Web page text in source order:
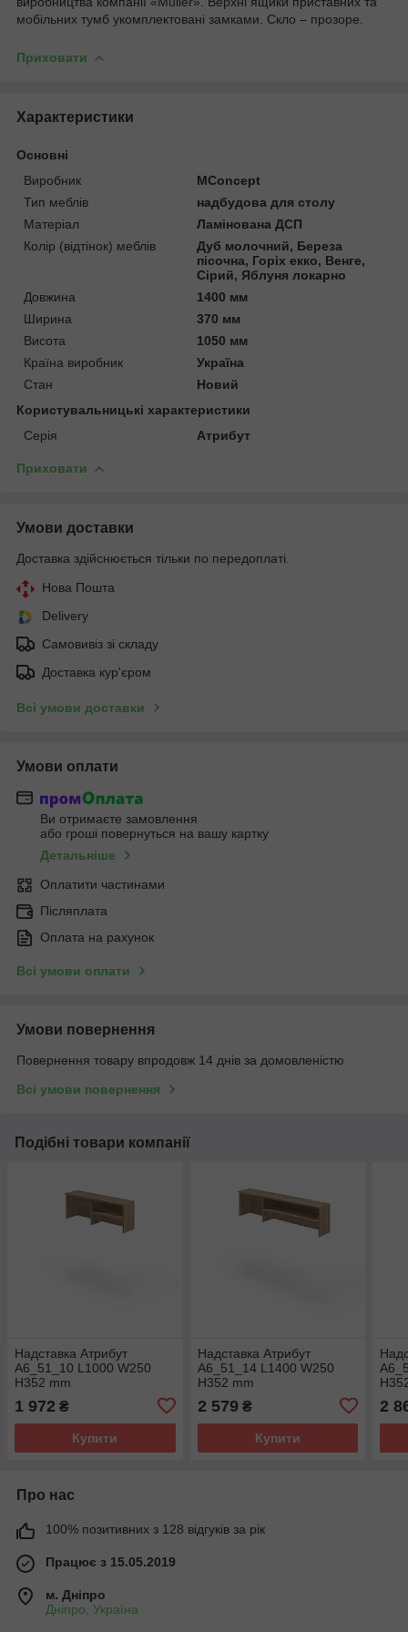
мобільних тумб укомплектовані замками. Скло – прозоре.
Приховати
Характеристики
Основні
Виробник
MConcept
Тип меблів
надбудова для столу
Матеріал
Ламінована ДСП
Колір (відтінок) меблів
Дуб молочний, Береза
пісочна, Горіх екко, Венге,
Сірий, Яблуня локарно
Довжина
1400 мм
Ширина
370 мм
Висота
1050 мм
Країна виробник
Україна
Стан
Новий
Користувальницькі характеристики
Серія
Атрибут
Приховати
Умови доставки
Доставка здійснюється тільки по передоплаті.
Нова Пошта
Delivery
Самовивіз зі складу
Доставка кур'єром
Всі умови доставки
Умови оплати
Ви отримаєте замовлення
або гроші повернуться на вашу картку
Детальніше
Оплатити частинами
Післяплата
Оплата на рахунок
Всі умови оплати
Умови повернення
Повернення товару впродовж 14 днів за домовленістю
Всі умови повернення
Подібні товари компанії
Надставка Атрибут
A6_51_10 L1000 W250
H352 mm
1 972 ₴
Купити
Надставка Атрибут
A6_51_14 L1400 W250
H352 mm
2 579₴
Купити
2
Про нас
100% позитивних з 128 відгуків за рік
Працює з 15.05.2019
м. Дніпро
Дніпро, Україна